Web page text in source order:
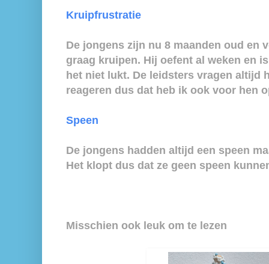
Kruipfrustratie
De jongens zijn nu 8 maanden oud en
graag kruipen. Hij oefent al weken en
het niet lukt. De leidsters vragen altijd
reageren dus dat heb ik ook voor hen
Speen
De jongens hadden altijd een speen
Het klopt dus dat ze geen speen
Misschien ook leuk om te lezen